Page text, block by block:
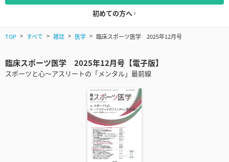
初めての方へ
TOP すべて 雑誌 医学 臨床スポーツ医学 2025年12月号
臨床スポーツ医学 2025年12月号【電子版】
スポーツと心～アスリートの「メンタル」最前線